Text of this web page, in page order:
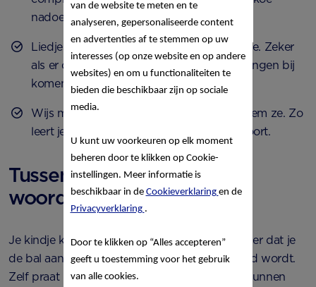
nadoen? Of een kip? Wat knap!
Liedjes zingen zijn een feest voor je kleintje. Zeker
als er ook spannende geluiden en bewegingen bij
komen kijken.
Wijs mensen en voorwerpen aan en benoem ze. Zo
leert je baby te begrijpen wat bij elkaar hoort.
Tussen 12 en 18 maanden:
woordjes combineren
Je kindje kent nu steeds meer woordjes. Zonder dat je
de bal aanwijst, weet hij nu wat ermee bedoeld wordt.
Zelf praat hij ook steeds beter. Zijn woordjes kunnen
van de website te meten en te
analyseren, gepersonaliseerde content
en advertenties af te stemmen op uw
interesses (op onze website en op andere
websites) en om u functionaliteiten te
bieden die beschikbaar zijn op sociale
media.
U kunt uw voorkeuren op elk moment
beheren door te klikken op Cookie-
instellingen. Meer informatie is
beschikbaar in de Cookieverklaring en de
Privacyverklaring .
Door te klikken op “Alles accepteren”
geeft u toestemming voor het gebruik
van alle cookies.